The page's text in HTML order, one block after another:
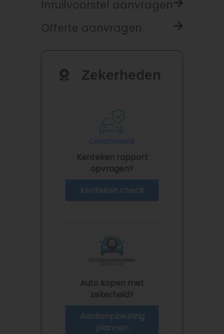
Inruilvoorstel aanvragen
Offerte aanvragen
Zekerheden
Kenteken rapport
opvragen?
Kenteken check
Auto kopen met
zekerheid?
Aankoopkeuring
plannen